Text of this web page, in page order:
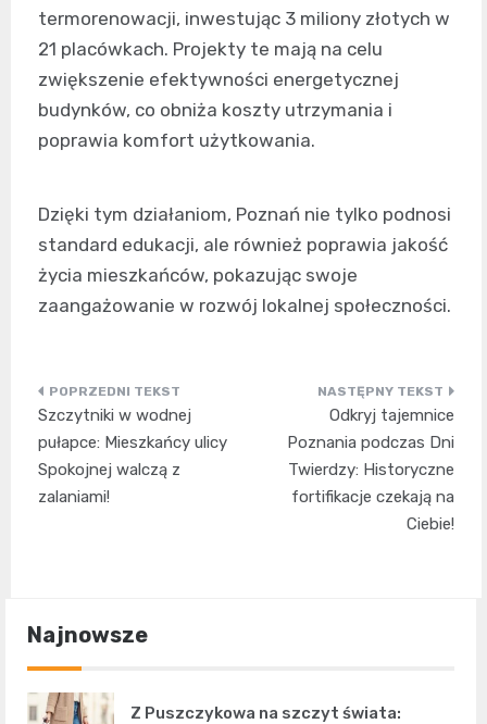
termorenowacji, inwestując 3 miliony złotych w
21 placówkach. Projekty te mają na celu
zwiększenie efektywności energetycznej
budynków, co obniża koszty utrzymania i
poprawia komfort użytkowania.
Dzięki tym działaniom, Poznań nie tylko podnosi
standard edukacji, ale również poprawia jakość
życia mieszkańców, pokazując swoje
zaangażowanie w rozwój lokalnej społeczności.
Nawigacja
wpisu
Szczytniki w wodnej
pułapce: Mieszkańcy ulicy
Spokojnej walczą z
zalaniami!
Odkryj tajemnice
Poznania podczas Dni
Twierdzy: Historyczne
fortifikacje czekają na
Ciebie!
Najnowsze
Z Puszczykowa na szczyt świata: